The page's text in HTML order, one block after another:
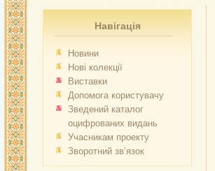
Навігація
Новини
Нові колекції
Виставки
Допомога користувачу
Зведений каталог
оцифрованих видань
Учасникам проекту
Зворотний зв’язок